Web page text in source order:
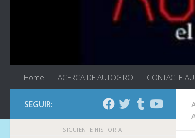
Home ACERCA DE AUTOGIRO CONTACTE
SEGUIR:
SIGUIENTE HISTORIA